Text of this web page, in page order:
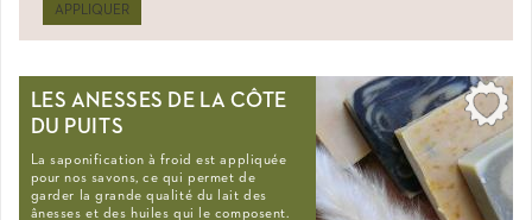
APPLIQUER
LES ANESSES DE LA CÔTE
DU PUITS
La saponification à froid est appliquée
pour nos savons, ce qui permet de
garder la grande qualité du lait des
ânesses et des huiles qui le composent.